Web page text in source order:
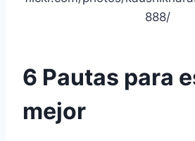
888/
6 Pautas para
mejor